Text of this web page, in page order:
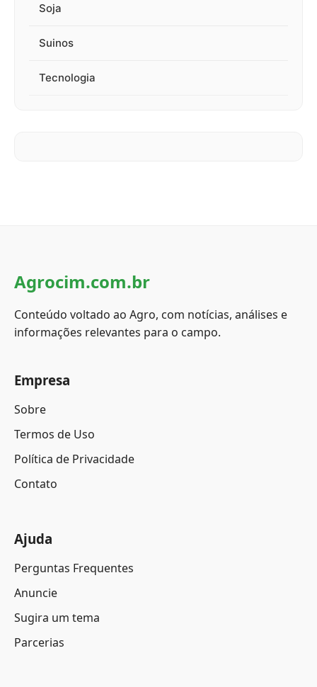
Soja
Suinos
Tecnologia
Agrocim.com.br
Conteúdo voltado ao Agro, com notícias, análises e
informações relevantes para o campo.
Empresa
Sobre
Termos de Uso
Política de Privacidade
Contato
Ajuda
Perguntas Frequentes
Anuncie
Sugira um tema
Parcerias